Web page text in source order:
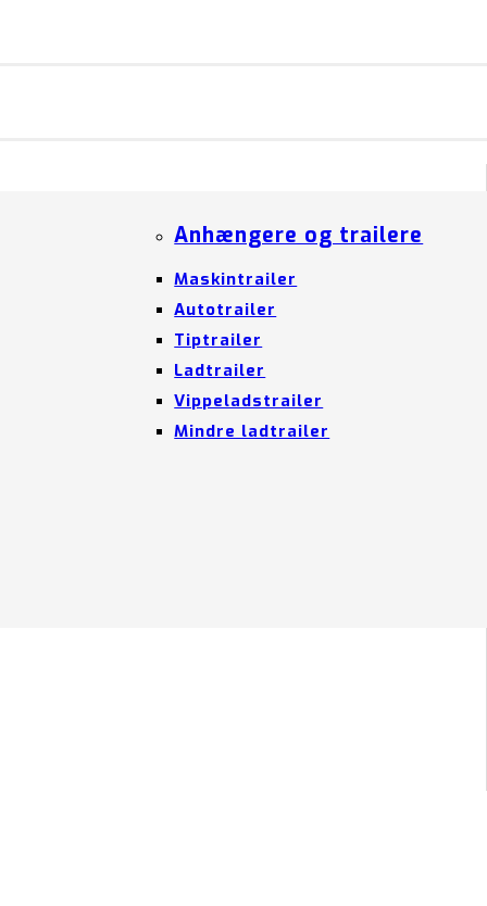
Anhængere og trailere
Maskintrailer
Autotrailer
Tiptrailer
Ladtrailer
Vippeladstrailer
Mindre ladtrailer